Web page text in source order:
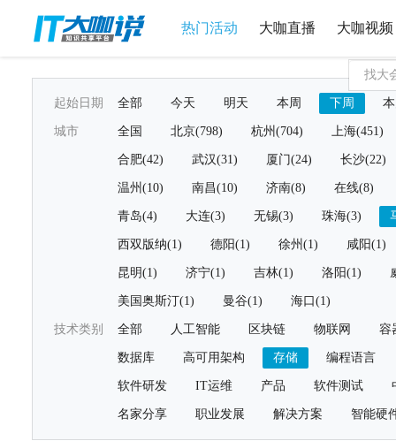
热门活动 大咖直播 大咖视频
起始日期 全部 今天 明天 本周 下周
城市 全国 北京(798) 杭州(704) 上海(451)
合肥(42) 武汉(31) 厦门(24) 长沙(22)
温州(10) 南昌(10) 济南(8) 在线(8)
青岛(4) 大连(3) 无锡(3) 珠海(3)
西双版纳(1) 德阳(1) 徐州(1) 咸阳(1)
昆明(1) 济宁(1) 吉林(1) 洛阳(1)
美国奥斯汀(1) 曼谷(1) 海口(1)
技术类别 全部 人工智能 区块链 物联网 容
数据库 高可用架构 存储 编程语言
软件研发 IT运维 产品 软件测试
名家分享 职业发展 解决方案 智能硬